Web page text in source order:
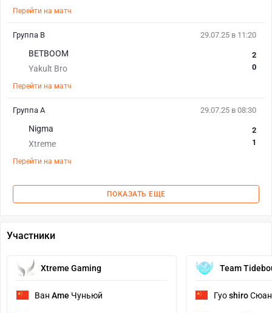
Перейти на матч
29.07.25 в 11:20
BETBOOM
Yakult Bro
2
0
Перейти на матч
Группа B
29.07.25 в 08:30
Nigma
Xtreme
2
1
Перейти на матч
Группа А
ПОКАЗАТЬ ЕЩЕ
Участники
Xtreme Gaming
Ван Ame Чуньюй
Team
Гуоshiro